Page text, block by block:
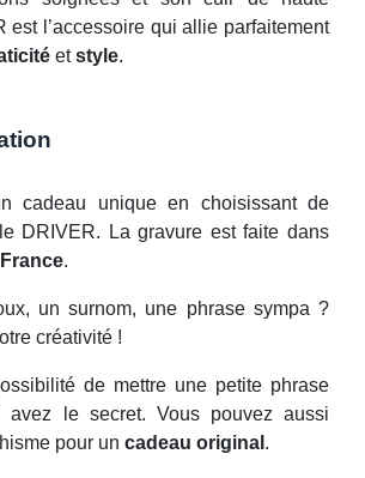
est l’accessoire qui allie parfaitement
etstyle.
cadeau unique en choisissant de
le DRIVER. La gravure est faite dans
.
un surnom, une phrase sympa ?
créativité !
de mettre une petite phrase
avez le secret. Vous pouvez aussi
pour un cadeau original .